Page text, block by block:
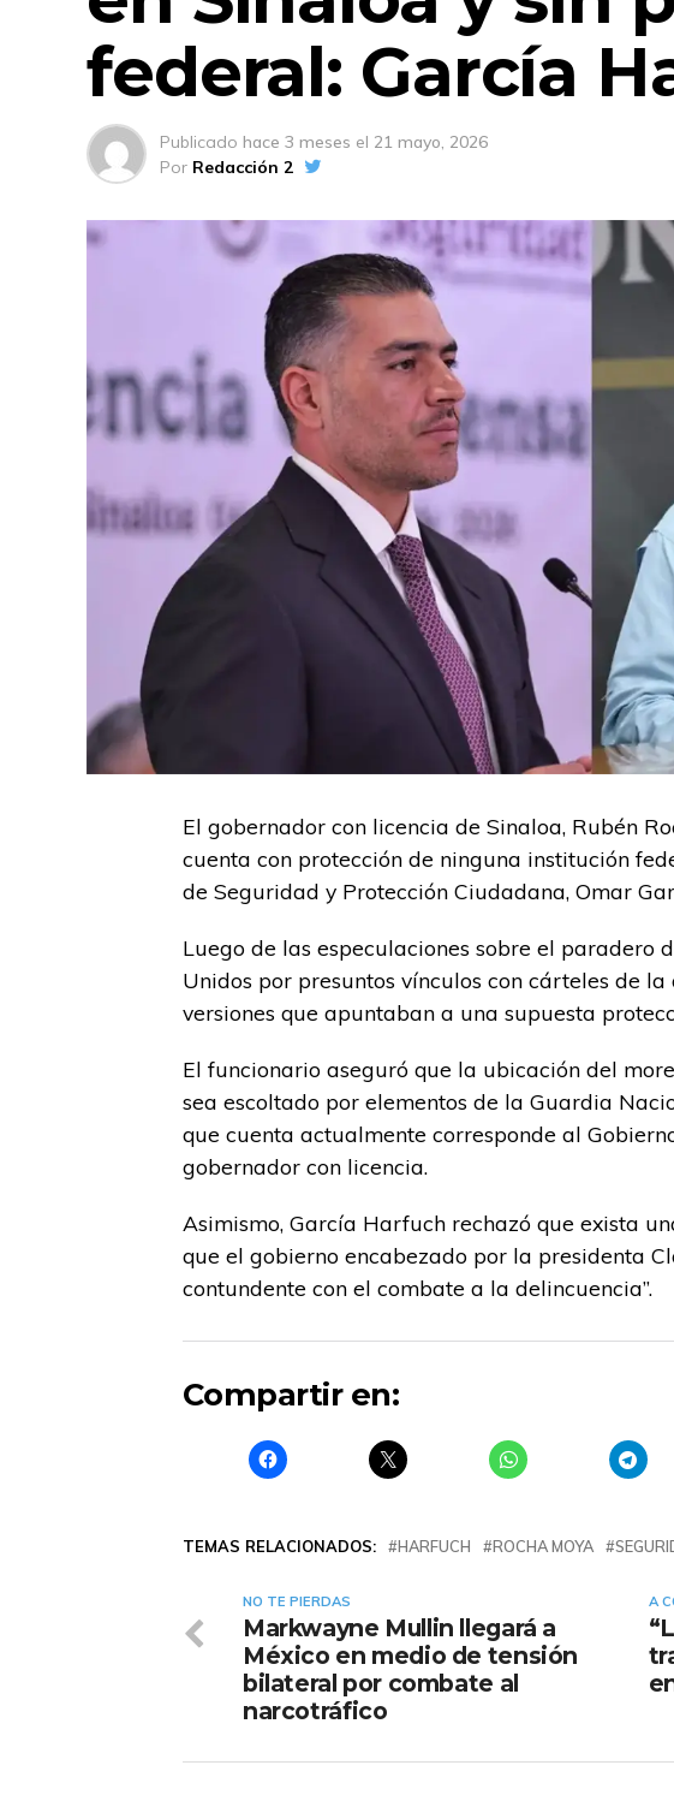
federal: García
Publicado hace 3 meses el 21 mayo, 2026
Por Redacción 2
El gobernador con licencia de Sinaloa, Rubén
cuenta con protección de ninguna institución
de Seguridad y Protección Ciudadana, Omar
Luego de las especulaciones sobre el paradero
Unidos por presuntos vínculos con cárteles de
versiones que apuntaban a una supuesta
El funcionario aseguró que la ubicación del
sea escoltado por elementos de la Guardia
que cuenta actualmente corresponde al
gobernador con licencia.
Asimismo, García Harfuch rechazó que exista
que el gobierno encabezado por la presidenta
contundente con el combate a la delincuencia”.
Compartir en:
TEMAS RELACIONADOS: HARFUCH ROCHA MOYA
A
NO TE PIERDAS
Markwayne Mullin llegará a
México en medio de tensión
bilateral por combate al
narcotráfico